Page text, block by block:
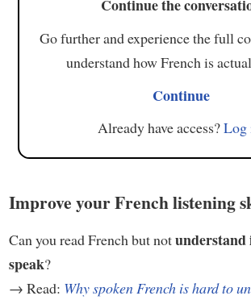
Continue the
Go further and experience the full
understand how French is
Continue
Already have access?Log
Improve your French listening
Can you read French but notunderstand
speak?
→ Read: Why spoken French is hard to